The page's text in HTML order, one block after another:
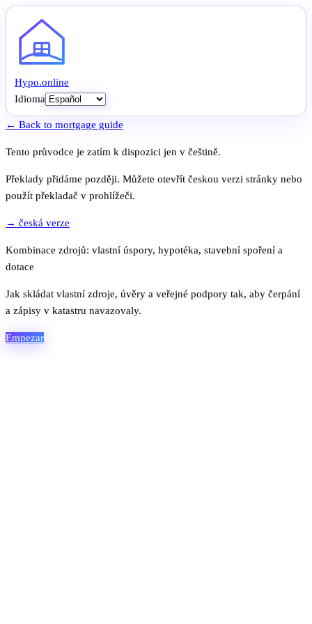
Hypo.online
Idioma
← Back to mortgage guide
Tento průvodce je zatím k dispozici jen v češtině.
Překlady přidáme později. Můžete otevřít českou verzi stránky nebo
použít překladač v prohlížeči.
→ česká verze
Kombinace zdrojů: vlastní úspory, hypotéka, stavební spoření a
dotace
Jak skládat vlastní zdroje, úvěry a veřejné podpory tak, aby čerpání
a zápisy v katastru navazovaly.
Empezar